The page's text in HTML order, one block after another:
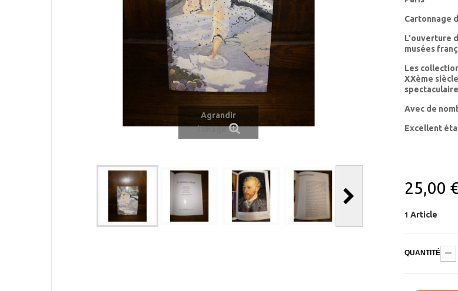
Agrandir
l'image
Cartonnage
L'ouverture
musées
Les
XXème
Avec de
Excellent
25,00
1 Article
QUANTITÉ